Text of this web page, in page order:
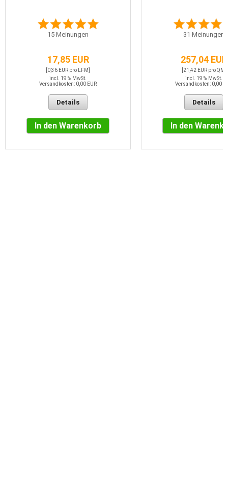
15 Meinungen
17,85 EUR
[0,36 EUR pro LFM]
incl. 19 % MwSt.
Versandkosten: 0,00 EUR
Details
In den Warenkorb
31 Meinungen
257,04 EUR
[21,42 EUR pro QM]
incl. 19 % MwSt.
Versandkosten: 0,00
Details
In den